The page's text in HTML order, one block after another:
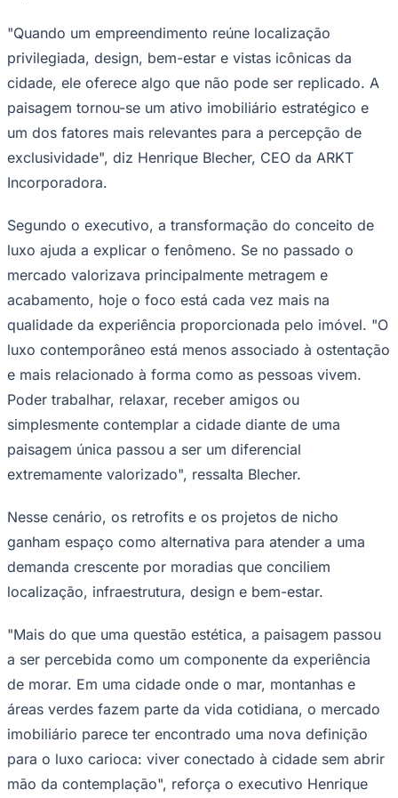
Flamengo
"Quando um empreendimento reúne localização
privilegiada, design, bem-estar e vistas icônicas da
cidade, ele oferece algo que não pode ser replicado. A
paisagem tornou-se um ativo imobiliário estratégico e
um dos fatores mais relevantes para a percepção de
exclusividade", diz Henrique Blecher, CEO da ARKT
Incorporadora.
Segundo o executivo, a transformação do conceito de
luxo ajuda a explicar o fenômeno. Se no passado o
mercado valorizava principalmente metragem e
acabamento, hoje o foco está cada vez mais na
qualidade da experiência proporcionada pelo imóvel. "O
luxo contemporâneo está menos associado à ostentação
e mais relacionado à forma como as pessoas vivem.
Poder trabalhar, relaxar, receber amigos ou
simplesmente contemplar a cidade diante de uma
paisagem única passou a ser um diferencial
extremamente valorizado", ressalta Blecher.
Nesse cenário, os retrofits e os projetos de nicho
ganham espaço como alternativa para atender a uma
demanda crescente por moradias que conciliem
localização, infraestrutura, design e bem-estar.
"Mais do que uma questão estética, a paisagem passou
a ser percebida como um componente da experiência
de morar. Em uma cidade onde o mar, montanhas e
áreas verdes fazem parte da vida cotidiana, o mercado
imobiliário parece ter encontrado uma nova definição
para o luxo carioca: viver conectado à cidade sem abrir
mão da contemplação", reforça o executivo Henrique